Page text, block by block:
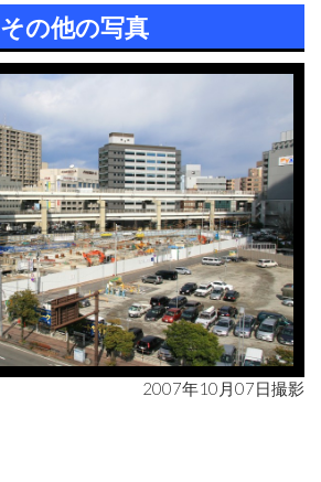
その他の写真
2007年10月07日撮影